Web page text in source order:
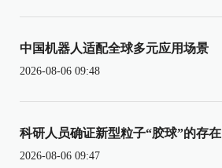
中国机器人适配全球多元应用场景
2026-08-06 09:48
科研人员确证新型粒子“胶球”的存在
2026-08-06 09:47